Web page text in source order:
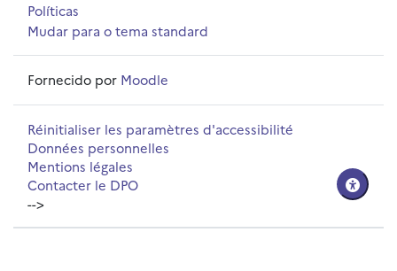
Políticas
Mudar para o tema standard
Fornecido por Moodle
Réinitialiser les paramètres d'accessibilité
Données personnelles
Mentions légales
Contacter le DPO
-->